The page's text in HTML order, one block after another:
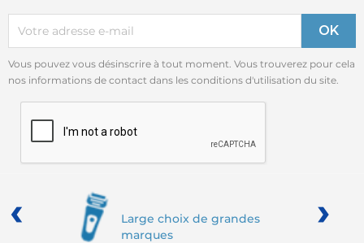
Vous pouvez vous désinscrire à tout moment. Vous trouverez pour cela
nos informations de contact dans les conditions d'utilisation du site.
Large choix de grandes
marques
‹ ›